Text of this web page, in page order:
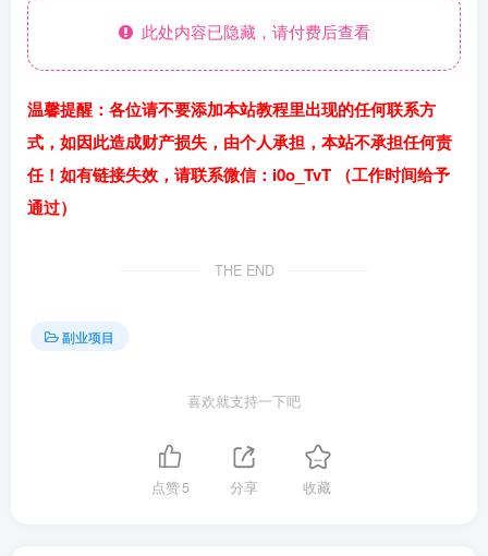
此处内容已隐藏，请付费后查看
温馨提醒：各位请不要添加本站教程里出现的任何联系方
式，如因此造成财产损失，由个人承担，本站不承担任何责
任！如有链接失效，请联系微信：i0o_TvT （工作时间给予
通过）
THE END
副业项目
喜欢就支持一下吧
点赞5 分享 收藏